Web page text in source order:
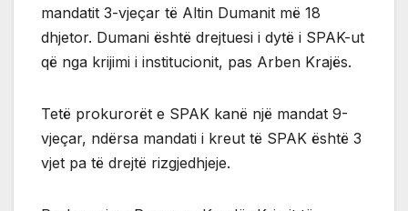
mandatit 3-vjeçar të Altin Dumanit më 18
dhjetor. Dumani është drejtuesi i dytë i SPAK-ut
që nga krijimi i institucionit, pas Arben Krajës.
Tetë prokurorët e SPAK kanë një mandat 9-
vjeçar, ndërsa mandati i kreut të SPAK është 3
vjet pa të drejtë rizgjedhjeje.